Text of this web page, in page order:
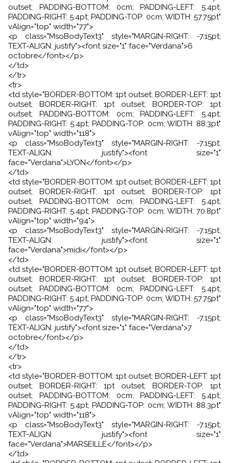
outset; PADDING-BOTTOM: 0cm; PADDING-LEFT: 5.4pt;
PADDING-RIGHT: 5.4pt; PADDING-TOP: 0cm; WIDTH: 57.75pt"
vAlign="top" width="77">
<p class="MsoBodyText3" style="MARGIN-RIGHT: -7.15pt;
TEXT-ALIGN: justify"><font size="1" face="Verdana">6
octobre</font></p>
</td>
</tr>
<tr>
<td style="BORDER-BOTTOM: 1pt outset; BORDER-LEFT: 1pt
outset; BORDER-RIGHT: 1pt outset; BORDER-TOP: 1pt
outset; PADDING-BOTTOM: 0cm; PADDING-LEFT: 5.4pt;
PADDING-RIGHT: 5.4pt; PADDING-TOP: 0cm; WIDTH: 88.3pt"
vAlign="top" width="118">
<p class="MsoBodyText3" style="MARGIN-RIGHT: -7.15pt;
TEXT-ALIGN: justify"><font size="1"
face="Verdana">LYON</font></p>
</td>
<td style="BORDER-BOTTOM: 1pt outset; BORDER-LEFT: 1pt
outset; BORDER-RIGHT: 1pt outset; BORDER-TOP: 1pt
outset; PADDING-BOTTOM: 0cm; PADDING-LEFT: 5.4pt;
PADDING-RIGHT: 5.4pt; PADDING-TOP: 0cm; WIDTH: 70.8pt"
vAlign="top" width="94">
<p class="MsoBodyText3" style="MARGIN-RIGHT: -7.15pt;
TEXT-ALIGN: justify"><font size="1"
face="Verdana">midi</font></p>
</td>
<td style="BORDER-BOTTOM: 1pt outset; BORDER-LEFT: 1pt
outset; BORDER-RIGHT: 1pt outset; BORDER-TOP: 1pt
outset; PADDING-BOTTOM: 0cm; PADDING-LEFT: 5.4pt;
PADDING-RIGHT: 5.4pt; PADDING-TOP: 0cm; WIDTH: 57.75pt"
vAlign="top" width="77">
<p class="MsoBodyText3" style="MARGIN-RIGHT: -7.15pt;
TEXT-ALIGN: justify"><font size="1" face="Verdana">7
octobre</font></p>
</td>
</tr>
<tr>
<td style="BORDER-BOTTOM: 1pt outset; BORDER-LEFT: 1pt
outset; BORDER-RIGHT: 1pt outset; BORDER-TOP: 1pt
outset; PADDING-BOTTOM: 0cm; PADDING-LEFT: 5.4pt;
PADDING-RIGHT: 5.4pt; PADDING-TOP: 0cm; WIDTH: 88.3pt"
vAlign="top" width="118">
<p class="MsoBodyText3" style="MARGIN-RIGHT: -7.15pt;
TEXT-ALIGN: justify"><font size="1"
face="Verdana">MARSEILLE</font></p>
</td>